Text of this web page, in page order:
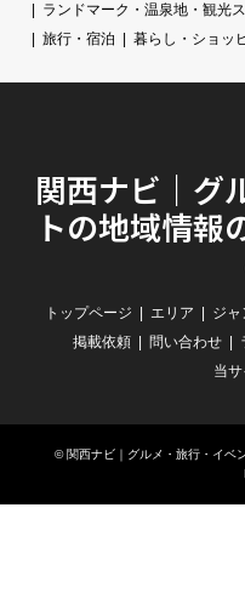
ランドマーク・温泉地・観光
旅行・宿泊
暮らし・ショッ
関西ナビ｜グ
トの地域情報
トップページ エリア ジャ
掲載依頼
問い合わせ
当
© 関西ナビ｜グルメ・旅行・イベ